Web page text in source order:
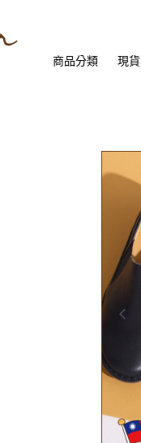
商品分類 現